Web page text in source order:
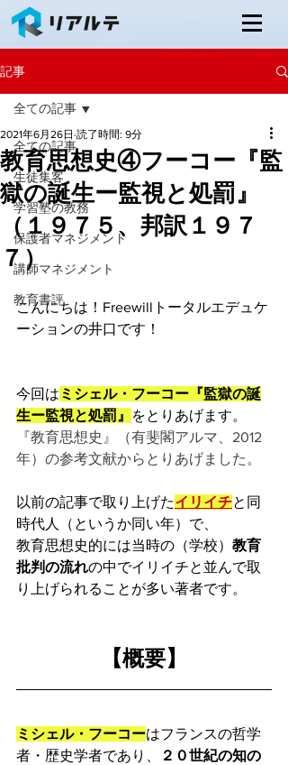
記事
全ての記事
生徒集客
学習塾の教務
保護者マネジメント
講師マネジメント
教育書評
全ての記事
教育思想史④フーコー『監
獄の誕生ー監視と処罰』
（１９７５、邦訳１９７
７）
2021年6月26日 読了時間: 9分
こんにちは！Freewillトータルエデュケ
ーションの井口です！
今回は ミシェル・フーコー『監獄の誕
生ー監視と処罰』
をとりあげます。
『教育思想史』（有斐閣アルマ、2012
年）の参考文献からとりあげました。
以前の記事で取り上げたイリイチと同
時代人（というか同い年）で、
教育思想史的には当時の（学校） 教育
批判の流れの中でイリイチと並んで取
り上げられることが多い著者です。
【概要】
ミシェル・フーコーはフランスの哲学
者・歴史学者であり、
２０世紀の知の